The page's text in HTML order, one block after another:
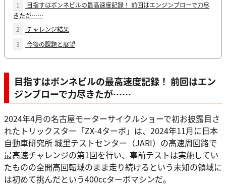
1
目指すはボンネビルの最高速度記録！ 前回はエンジンブローで力尽
きたが……
2
チャレンジ結果
3
今後の課題と展望
目指すはボンネビルの最高速度記録！ 前回はエン
ジンブローで力尽きたが……
2024年4月の名古屋モーターサイクルショーで初お披露目さ
れたトリックスター「ZX-4ターボ」は、2024年11月に日本
自動車研究所 城里テストセンター（JARI）の高速周回路で
最高速チャレンジの第1回を行い、事前テストは実施してい
たものの全開高回転域のまま走り続けるという未知の領域に
は初めて挑んだという400ccターボマシンだ。